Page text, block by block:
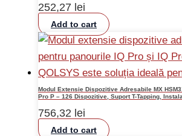
252,27 lei
Add to cart
Modul Extensie Dispozitive Adresabile MX
Pro P – 126 Dispozitive, Suport T-Tapping,
756,32 lei
Add to cart